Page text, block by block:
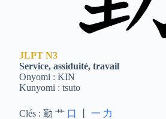
JLPT N3
Service, assiduité, travail
Onyomi : KIN
Kunyomi : tsuto
Clés : 勤 艹 口 丨一 力